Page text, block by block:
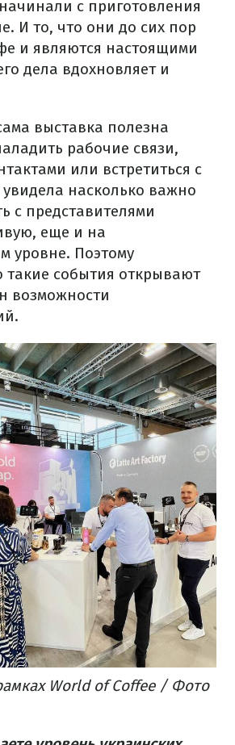
с приготовления
И то, что они до сих пор
и являются настоящими
дела вдохновляет и
выставка полезна
рабочие связи,
или встретиться с
насколько важно
с представителями
еще и на
уровне. Поэтому
такие события открывают
возможности
World of Coffee / Фото